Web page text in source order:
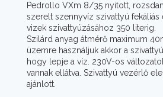
Pedrollo VXm 8/35 nyitott,
szerelt szennyvíz szivattyú fekáliás
vizek szivattyúzásához 350 literig.
Szilárd anyag átmérő maximum
üzemre használjuk akkor a
hogy lepje a víz. 230V-os
vannak ellátva. Szivattyú vezérlő
ajánlott.